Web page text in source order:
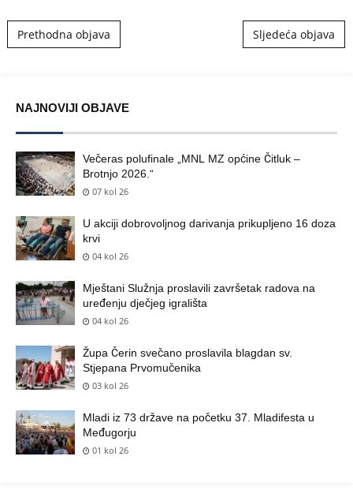
Post navigation
Prethodna objava Sljedeća objava
NAJNOVIJI OBJAVE
Večeras polufinale „MNL MZ općine Čitluk –
Brotnjo 2026.“
07 kol 26
U akciji dobrovoljnog darivanja prikupljeno 16 doza
krvi
04 kol 26
Mještani Služnja proslavili završetak radova na
uređenju dječjeg igrališta
04 kol 26
Župa Čerin svečano proslavila blagdan sv.
Stjepana Prvomučenika
03 kol 26
Mladi iz 73 države na početku 37. Mladifesta u
Međugorju
01 kol 26